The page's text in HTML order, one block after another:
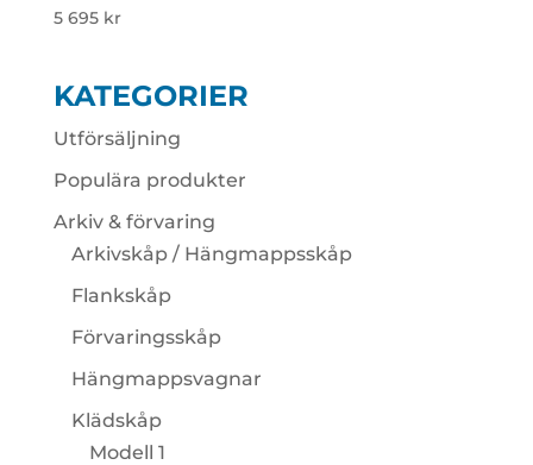
5 695 kr
KATEGORIER
Utförsäljning
Populära produkter
Arkiv & förvaring
Arkivskåp / Hängmappsskåp
Flankskåp
Förvaringsskåp
Hängmappsvagnar
Klädskåp
Modell 1